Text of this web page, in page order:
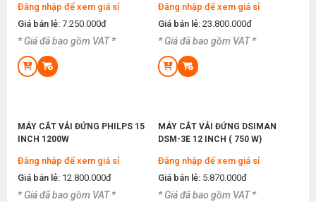
Hãng Chất Lượng ? Top 3 Địa Chỉ Uy Tín
Thứ ba, 19/05/2026
Xưởng May Gia Công Nên Dùng Máy Cắt Vải
Nào ? Tư Vấn Theo Từng Quy Mô
Thứ bảy, 16/05/2026
Thứ tư, 13/05/2026
Mở Xưởng May Nhỏ Nên Mua Máy May Cũ Hay
Mới Để Tiết Kiệm Vốn ?
Thứ bảy, 09/05/2026
MÁY MAY BAO CẦM TAY GK9-500 CÓ BÌNH DẦU
Đăng nhập để xem giá sỉ
MÁY SANG CHỈ 2 ỐNG CHỈ WEIJIE WJ-20S
Đăng nhập để xem giá sỉ
Giá bán lẻ:
2.450.000đ
Đăng nhập để xem giá sỉ
Giá bán lẻ: 7.250.000đ
* Giá đã bao gồm VAT *
Đăng nhập để xem giá sỉ
Giá bán lẻ: 23.800.000đ
* Giá đã bao gồm VAT *
MÁY CẮT VẢI ĐỨNG PHILPS 15
INCH 1200W
Đăng nhập để xem giá sỉ
Giá bán lẻ: 12.800.000đ
* Giá đã bao gồm VAT *
MÁY CẮT VẢI ĐỨNG DSIMAN
DSM-3E 12 INCH ( 750 W)
Đăng nhập để xem giá sỉ
Giá bán lẻ: 5.870.000đ
* Giá đã bao gồm VAT *